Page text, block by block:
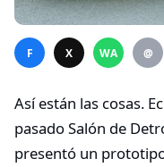
F X WA @
Así están las cosas.
pasado Salón de
presentó un